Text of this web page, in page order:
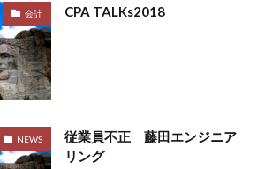
会計 CPA TALKs2018
NEWS
従業員不正 藤田エンジニア
リング